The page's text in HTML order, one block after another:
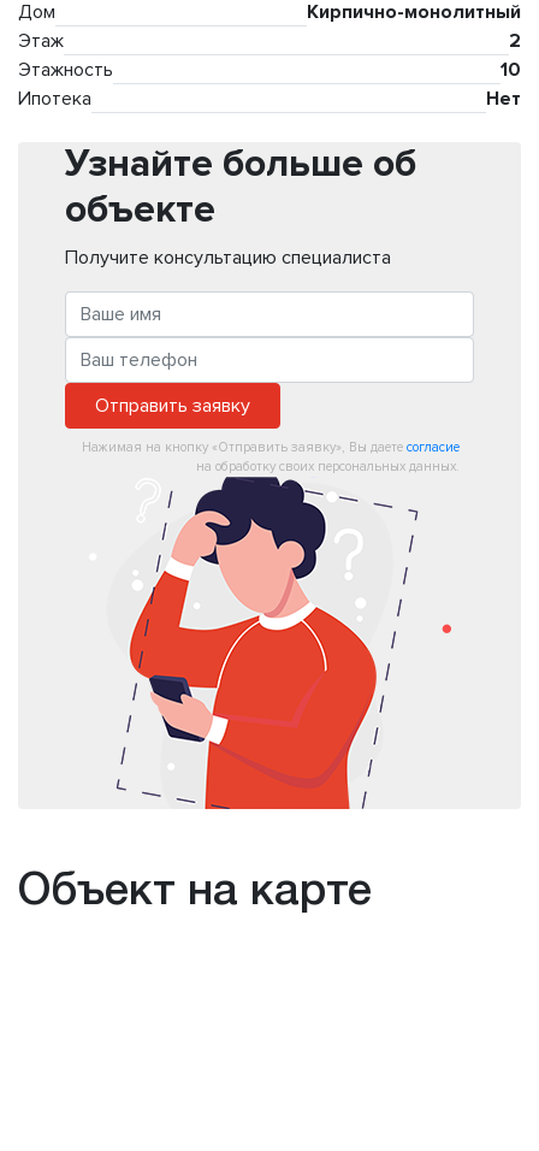
Дом
Кирпично-монолитный
Этаж
2
Этажность
10
Ипотека
Нет
Узнайте больше об
объекте
Получите консультацию специалиста
Отправить заявку
Нажимая на кнопку «Отправить заявку», Вы даете согласие
на обработку своих персональных данных.
Объект на карте